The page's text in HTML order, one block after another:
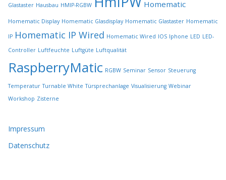
e
w
h
l
t
w
e
d
n
Glastaster Hausbau HMIP-RGBW Homematic
Homematic Display Homematic Glasdisplay Homematic Glastaster Homematic
IP Homematic IP Wired Homematic Wired IOS Iphone LED LED-
Controller Luftfeuchte Luftgüte Luftqualität
RaspberryMatic RGBW Seminar Sensor Steuerung
Temperatur Turnable White Türsprechanlage Visualisierung Webinar
Workshop Zisterne
Impressum
Datenschutz